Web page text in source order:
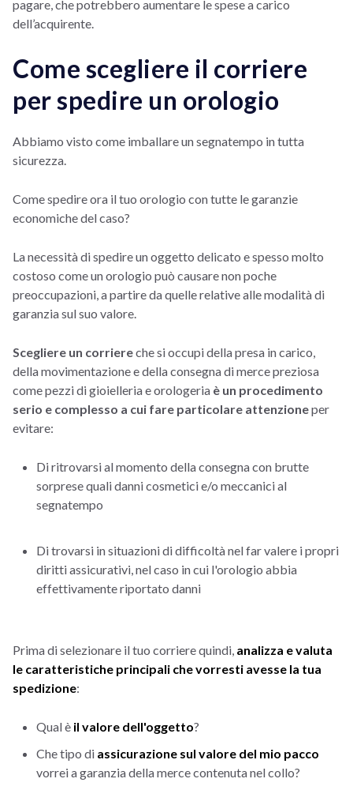
pagare, che potrebbero aumentare le spese a carico
dell’acquirente.
Come scegliere il corriere
per spedire un orologio
Abbiamo visto come imballare un segnatempo in tutta
sicurezza.
Come spedire ora il tuo orologio con tutte le garanzie
economiche del caso?
La necessità di spedire un oggetto delicato e spesso molto
costoso come un orologio può causare non poche
preoccupazioni, a partire da quelle relative alle modalità di
garanzia sul suo valore.
Scegliere un corriereche si occupi della presa in carico,
della movimentazione e della consegna di merce preziosa
come pezzi di gioielleria e orologeria è un procedimento
serio e complesso a cui fare particolare attenzioneper
evitare:
Di ritrovarsi al momento della consegna con brutte
sorprese quali danni cosmetici e/o meccanici al
segnatempo
Di trovarsi in situazioni di difficoltà nel far valere i propri
diritti assicurativi, nel caso in cui l'orologio abbia
effettivamente riportato danni
Prima di selezionare il tuo corriere quindi, analizza e valuta
le caratteristiche principali che vorresti avesse la tua
spedizione:
Qual è il valore dell'oggetto?
Che tipo di assicurazione sul valore del mio pacco
vorrei a garanzia della merce contenuta nel collo?